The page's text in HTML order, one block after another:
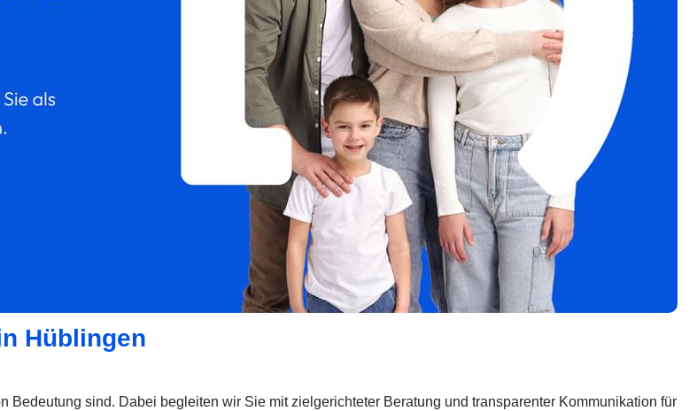
Hüblingen
sind. Dabei begleiten wir Sie mit zielgerichteter Beratung und transparenter Kommunikation für